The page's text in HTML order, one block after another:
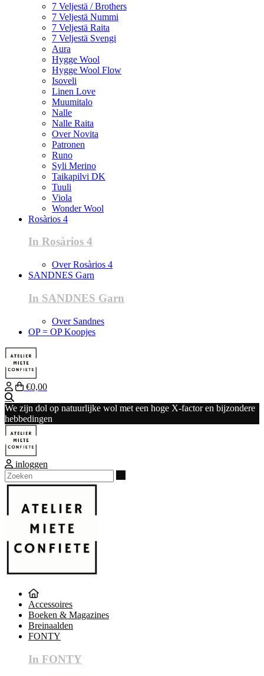
7 Veljestä / Brothers
7 Veljestä Nummi
7 Veljestä Raita
7 Veljestä Svengi
Aura
Hygge Wool
Hygge Wool Flow
Isoveli
Linen Love
Muumitalo
Nalle
Nalle Raita
Over Novita
Patronen
Runo
Syli Merino
Taikapilvi DK
Tuuli
Viola
Wonder Wool
Rosàrios 4
In Rosàrios 4
Over Rosàrios 4
SANDNES Garn
In SANDNES Garn
Over Sandnes
OP = OP Koopjes
€0,00
We zijn dol op natuurlijke wol met een hoge X-factor en bijzondere
hebbedingen
inloggen
Accessoires
Boeken & Magazines
Breinaalden
FONTY
In FONTY